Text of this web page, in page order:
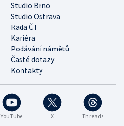
Studio Brno
Studio Ostrava
Rada ČT
Kariéra
Podávání námětů
Časté dotazy
Kontakty
YouTube X Threads